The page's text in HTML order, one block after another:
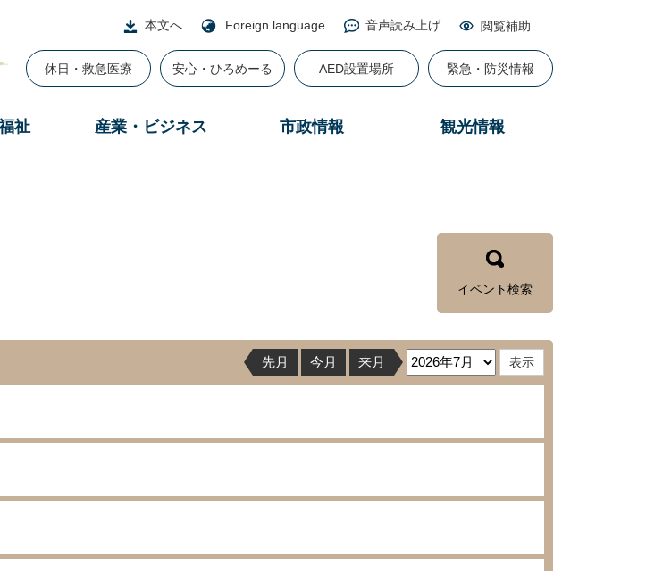
本文へ Foreign language 音声読み上げ 閲覧補助
休日・救急医療 安心・ひろめーる AED設置場所 緊急・防災情報
祉 産業・ビジネス 市政情報 観光情報
イベント検索
先月 今月 来月